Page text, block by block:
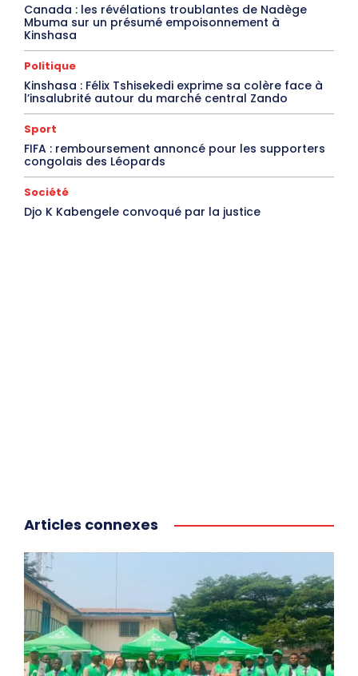
Canada : les révélations troublantes de Nadège
Mbuma sur un présumé empoisonnement à
Kinshasa
Politique
Kinshasa : Félix Tshisekedi exprime sa colère face à
l’insalubrité autour du marché central Zando
Sport
FIFA : remboursement annoncé pour les supporters
congolais des Léopards
Société
Djo K Kabengele convoqué par la justice
Articles connexes